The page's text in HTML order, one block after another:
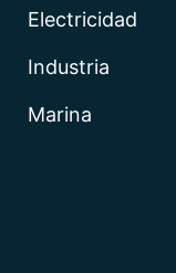
Electricidad
Industria
Marina